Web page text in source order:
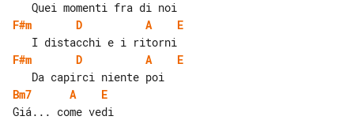
F#m
D A
E
F#m
D A
E
Bm7
A
E